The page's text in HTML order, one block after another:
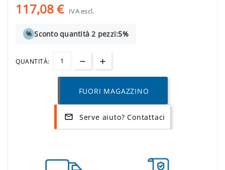
117,08 € IVA escl.
% Sconto quantità 2 pezzi:5%
QUANTITÀ:
FUORI MAGAZZINO
mail_outline Serve aiuto? Contattaci